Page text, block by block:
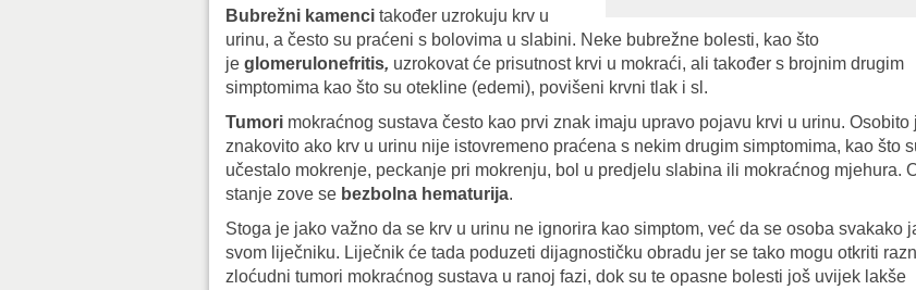
Bubrežni kamenci također uzrokuju krv u
urinu, a često su praćeni s bolovima u slabini. Neke bubrežne bolesti, kao što
je glomerulonefritis, uzrokovat će prisutnost krvi u mokraći, ali također s brojnim drugim
simptomima kao što su otekline (edemi), povišeni krvni tlak i sl.
Tumori mokraćnog sustava često kao prvi znak imaju upravo pojavu krvi u urinu. Osobito
znakovito ako krv u urinu nije istovremeno praćena s nekim drugim simptomima, kao što
učestalo mokrenje, peckanje pri mokrenju, bol u predjelu slabina ili mokraćnog mjehura.
stanje zove se bezbolna hematurija.
Stoga je jako važno da se krv u urinu ne ignorira kao simptom, već da se osoba svakako
svom liječniku. Liječnik će tada poduzeti dijagnostičku obradu jer se tako mogu otkriti
zloćudni tumori mokraćnog sustava u ranoj fazi, dok su te opasne bolesti još uvijek lakše